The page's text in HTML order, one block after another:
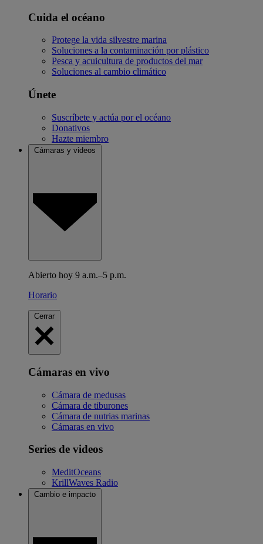
Cuida el océano
Protege la vida silvestre marina
Soluciones a la contaminación por plástico
Pesca y acuicultura de productos del mar
Soluciones al cambio climático
Únete
Suscríbete y actúa por el océano
Donativos
Hazte miembro
Cámaras y videos
Abierto hoy 9 a.m.–5 p.m.
Horario
Cerrar
Cámaras en vivo
Cámara de medusas
Cámara de tiburones
Cámara de nutrias marinas
Cámaras en vivo
Series de videos
MeditOceans
KrillWaves Radio
Cambio e impacto